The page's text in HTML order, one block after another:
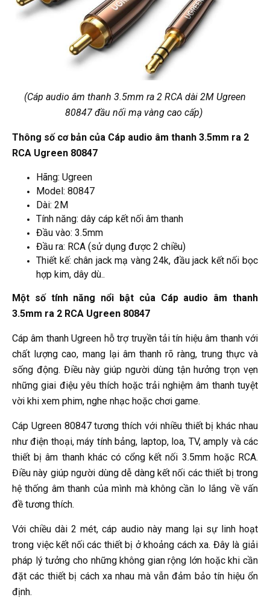
(Cáp audio âm thanh 3.5mm ra 2 RCA dài 2M Ugreen
80847 đầu nối mạ vàng cao cấp)
Thông số cơ bản của Cáp audio âm thanh 3.5mm ra 2
RCA Ugreen 80847
Hãng: Ugreen
Model: 80847
Dài: 2M
Tính năng: dây cáp kết nối âm thanh
Đầu vào: 3.5mm
Đầu ra: RCA (sử dụng được 2 chiều)
Thiết kế: chân jack mạ vàng 24k, đầu jack kết nối bọc
hợp kim, dây dù..
Một số tính năng nổi bật của Cáp audio âm thanh
3.5mm ra 2 RCA Ugreen 80847
Cáp âm thanh Ugreen hỗ trợ truyền tải tín hiệu âm thanh với
chất lượng cao, mang lại âm thanh rõ ràng, trung thực và
sống động. Điều này giúp người dùng tận hưởng trọn vẹn
những giai điệu yêu thích hoặc trải nghiệm âm thanh tuyệt
vời khi xem phim, nghe nhạc hoặc chơi game.
Cáp Ugreen 80847 tương thích với nhiều thiết bị khác nhau
như điện thoại, máy tính bảng, laptop, loa, TV, amply và các
thiết bị âm thanh khác có cổng kết nối 3.5mm hoặc RCA.
Điều này giúp người dùng dễ dàng kết nối các thiết bị trong
hệ thống âm thanh của mình mà không cần lo lắng về vấn
đề tương thích.
Với chiều dài 2 mét, cáp audio này mang lại sự linh hoạt
trong việc kết nối các thiết bị ở khoảng cách xa. Đây là giải
pháp lý tưởng cho những không gian rộng lớn hoặc khi cần
đặt các thiết bị cách xa nhau mà vẫn đảm bảo tín hiệu ổn
định.